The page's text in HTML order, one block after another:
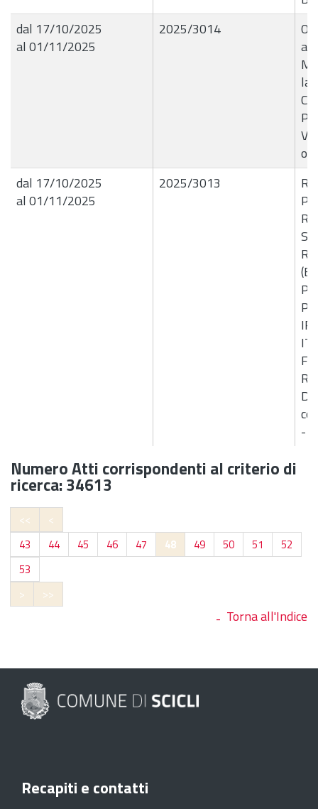
dal 17/10/2025
al 01/11/2025
2025/3014
la
dal 17/10/2025
al 01/11/2025
2025/3013
-
Numero Atti corrispondenti al criterio di
ricerca: 34613
<<
<
43
44 45 46 47 48 49 50 51
52
53
>
>>
Torna all'Indice
Recapiti e contatti